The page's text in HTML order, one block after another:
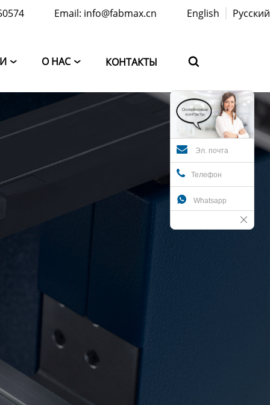
Email: info@fabmax.cn English Русский
 О НАС  КОНТАКТЫ 
Эл. почта
Телефон
 Whatsapp